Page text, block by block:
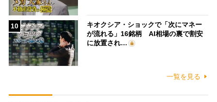
10
キオクシア・ショックで「次にマネー
が流れる」16銘柄 AI相場の裏で割安
に放置され…
一覧を見る